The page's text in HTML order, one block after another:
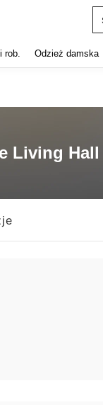
rob. Odzież damska
Living Hall